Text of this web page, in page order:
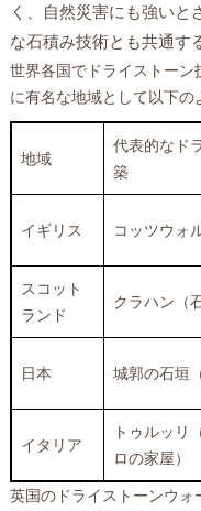
く、自然災害にも強いと
な石積み技術とも共通す
世界各国でドライストー
に有名な地域として以下の
地域
代表的なド
築
イギリス コッツウォ
スコット
ランド
クラハン（
日本 城郭の石垣
イタリア
トゥルッリ
ロの家屋）
英国のドライストーンウ